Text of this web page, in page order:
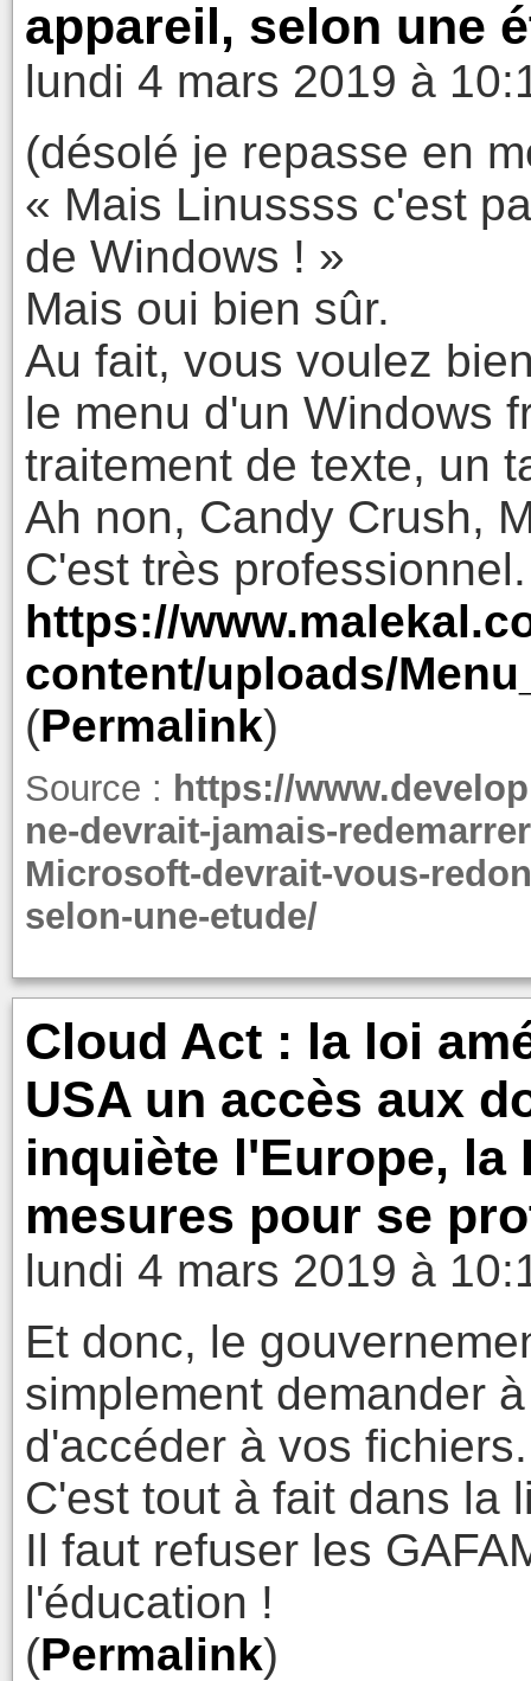
appareil, selon une
lundi 4 mars 2019 à
(désolé je repasse en
« Mais Linussss c'est
de Windows ! »
Mais oui bien sûr.
Au fait, vous voulez
le menu d'un Windows
traitement de texte, un
Ah non, Candy Crush,
C'est très professionnel.
https://
content/uploads/
(Permalink)
Source : https://
ne-devrait-jamais-
Microsoft-devrait-vous-
selon-une-etude/
Cloud Act : la loi
USA un accès aux
inquiète l'Europe, la
mesures pour se
lundi 4 mars 2019 à
Et donc, le
simplement demander
d'accéder à vos fichiers.
C'est tout à fait dans la
Il faut refuser les
l'éducation !
(Permalink)